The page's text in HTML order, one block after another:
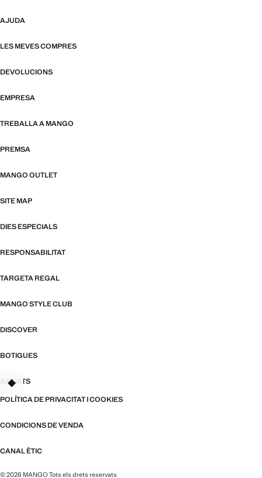
AJUDA
LES MEVES COMPRES
DEVOLUCIONS
EMPRESA
TREBALLA A MANGO
PREMSA
MANGO OUTLET
SITE MAP
DIES ESPECIALS
RESPONSABILITAT
TARGETA REGAL
MANGO STYLE CLUB
DISCOVER
BOTIGUES
AFILIATS
POLÍTICA DE PRIVACITAT I COOKIES
CONDICIONS DE VENDA
CANAL ÈTIC
© 2026 MANGO Tots els drets reservats